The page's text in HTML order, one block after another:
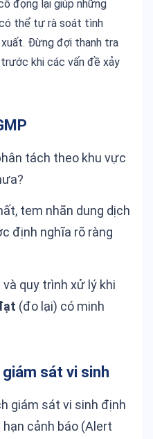
đọng lại giúp những
thể tự rà soát tình
Đừng đợi thanh tra
khi các vấn đề xảy
tách theo khu vực
tem nhãn dung dịch
định nghĩa rõ ràng
quy trình xử lý khi
(đo lại) có minh
sát vi sinh
giám sát vi sinh định
cảnh báo (Alert